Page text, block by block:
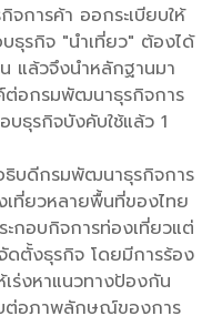
การค้า ออกระเบียบให้
ธุรกิจ "นำเที่ยว" ต้องได้
แล้วจึงนำหลักฐานมา
ต่อกรมพัฒนาธุรกิจการ
ธุรกิจบังคับใช้แล้ว 1
ธิบดีกรมพัฒนาธุรกิจการ
เที่ยวหลายพื้นที่ของไทย
กอบกิจการท่องเที่ยวแต่
ดตั้งธุรกิจ โดยมีการร้อง
ร่งหาแนวทางป้องกัน
ต่อภาพลักษณ์ของการ